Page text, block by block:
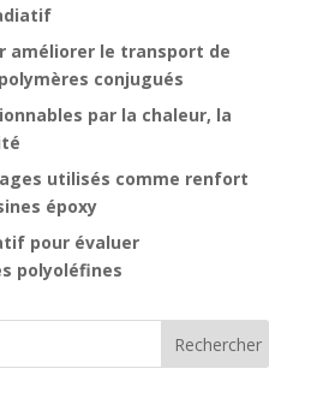
améliorer le transport de
conjugués
par la chaleur, la
utilisés comme renfort
époxy
pour évaluer
polyoléfines